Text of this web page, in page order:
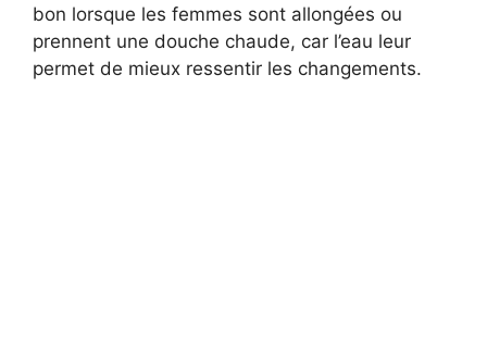
bon lorsque les femmes sont allongées ou
prennent une douche chaude, car l’eau leur
permet de mieux ressentir les changements.